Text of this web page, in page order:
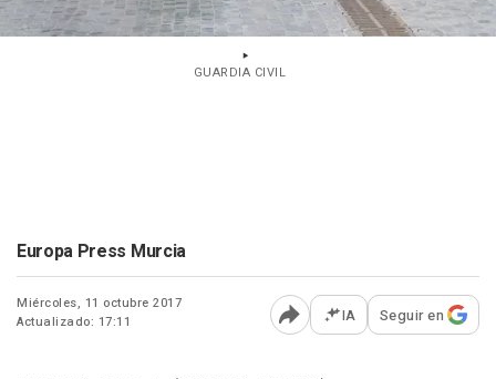
GUARDIA CIVIL
Europa Press Murcia
Miércoles, 11 octubre 2017
Actualizado: 17:11
Abrir opciones para
IA Seguir en